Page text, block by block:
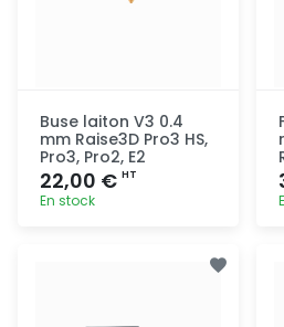
Buse laiton V3 0.4
mm Raise3D Pro3 HS,
Pro3, Pro2, E2
22,00 € HT
En stock